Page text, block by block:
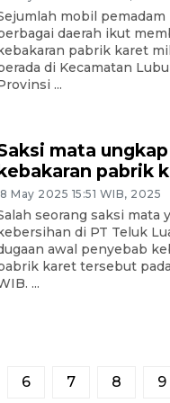
mobil pemadam
daerah ikut
pabrik karet
di Kecamatan
...
mata
pabrik
May 2025 15:51 WIB, 2025
seorang saksi mata
di PT Teluk
awal penyebab
karet tersebut
...
6 7 8 9
05 August